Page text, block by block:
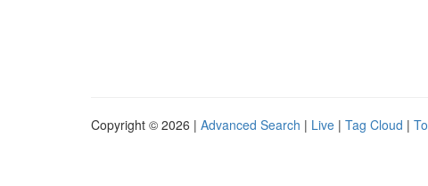
Copyright © 2026 | Advanced Search | Live | Tag Cloud |